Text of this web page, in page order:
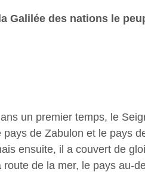
Galilée des nations le
un premier temps, le
pays de Zabulon et le pays
ensuite, il a couvert de
route de la mer, le pays au-